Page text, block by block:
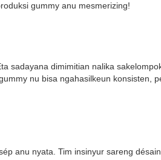
gummy anu mesmerizing!
sadayana dimimitian nalika
nu bisa ngahasilkeun konsisten,
anu nyata. Tim insinyur sareng